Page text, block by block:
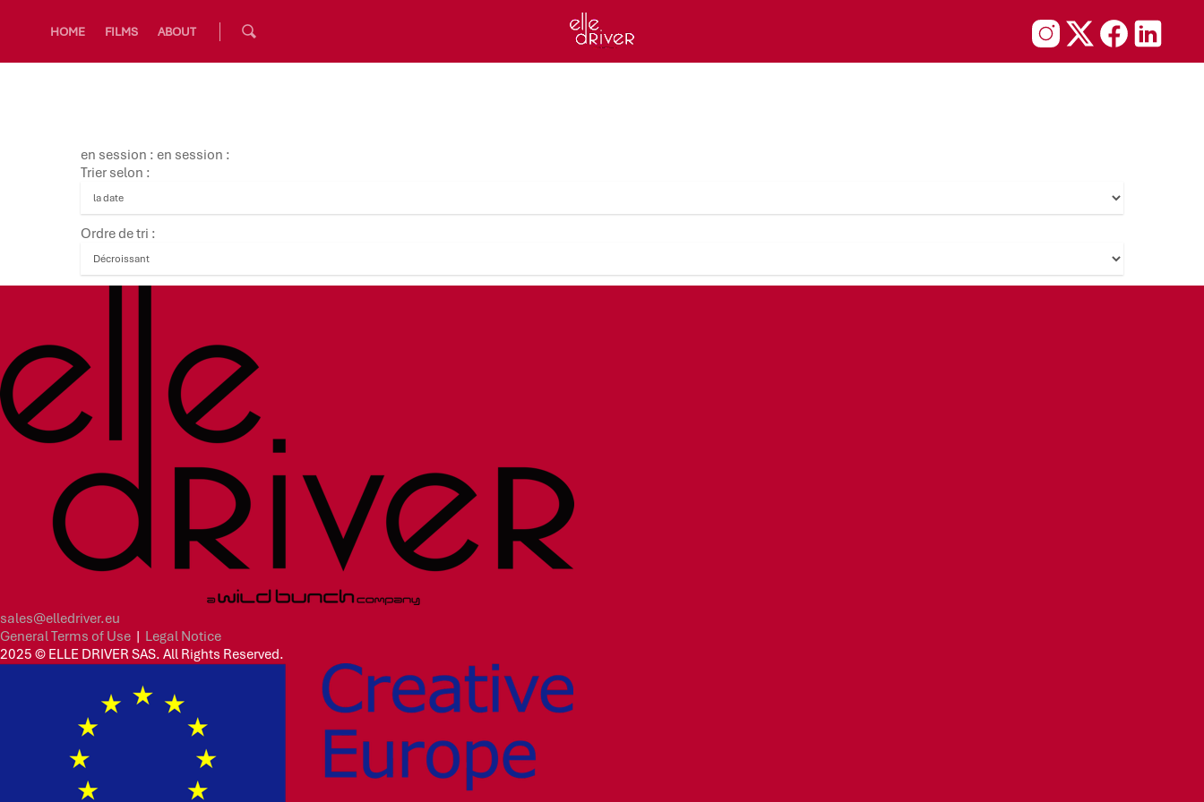
HOME FILMS ABOUT
en session : en session :
Trier selon :
Ordre de tri :
sales@elledriver.eu
General Terms of Use | Legal Notice
2025 © ELLE DRIVER SAS. All Rights Reserved.